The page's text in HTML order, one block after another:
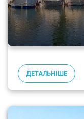
ДЕТАЛЬНІШЕ